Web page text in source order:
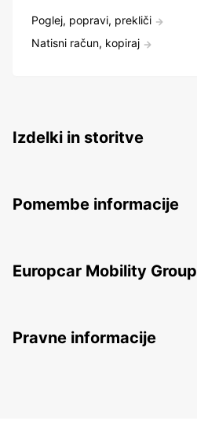
Poglej, popravi, prekliči
Natisni račun, kopiraj
Izdelki in storitve
Pomembe informacije
Europcar Mobility Group
Pravne informacije